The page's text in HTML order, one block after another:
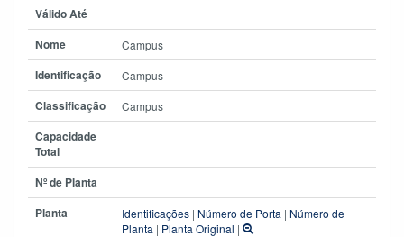
Válido Até
Nome
Campus
Identificação Campus
Classificação Campus
Capacidade
Total
Nº de Planta
Planta
Identificações | Número de Porta | Número de
Planta | Planta Original |